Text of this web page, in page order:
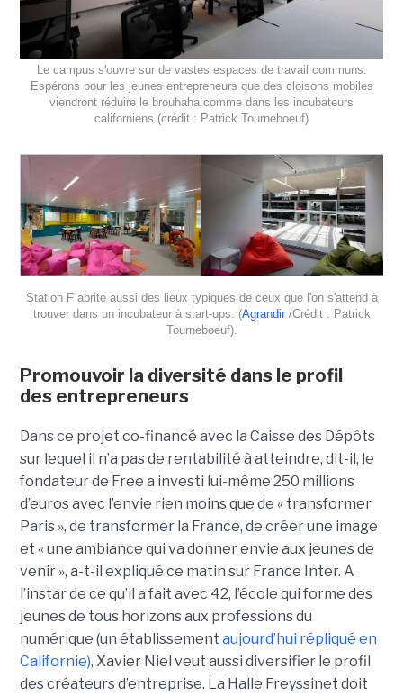
Le campus s'ouvre sur de vastes espaces de travail communs.
Espérons pour les jeunes entrepreneurs que des cloisons mobiles
viendront réduire le brouhaha comme dans les incubateurs
californiens (crédit : Patrick Tourneboeuf)
Station F abrite aussi des lieux typiques de ceux que l'on s'attend à
trouver dans un incubateur à start-ups. (Agrandir/Crédit : Patrick
Tourneboeuf).
Promouvoir la diversité dans le profil
des entrepreneurs
Dans ce projet co-financé avec la Caisse des Dépôts
sur lequel il n’a pas de rentabilité à atteindre, dit-il, le
fondateur de Free a investi lui-même 250 millions
d’euros avec l’envie rien moins que de « transformer
Paris », de transformer la France, de créer une image
et « une ambiance qui va donner envie aux jeunes de
venir », a-t-il expliqué ce matin sur France Inter. A
l’instar de ce qu’il a fait avec 42, l’école qui forme des
jeunes de tous horizons aux professions du
numérique (un établissement aujourd’hui répliqué en
Californie), Xavier Niel veut aussi diversifier le profil
des créateurs d’entreprise. La Halle Freyssinet doit